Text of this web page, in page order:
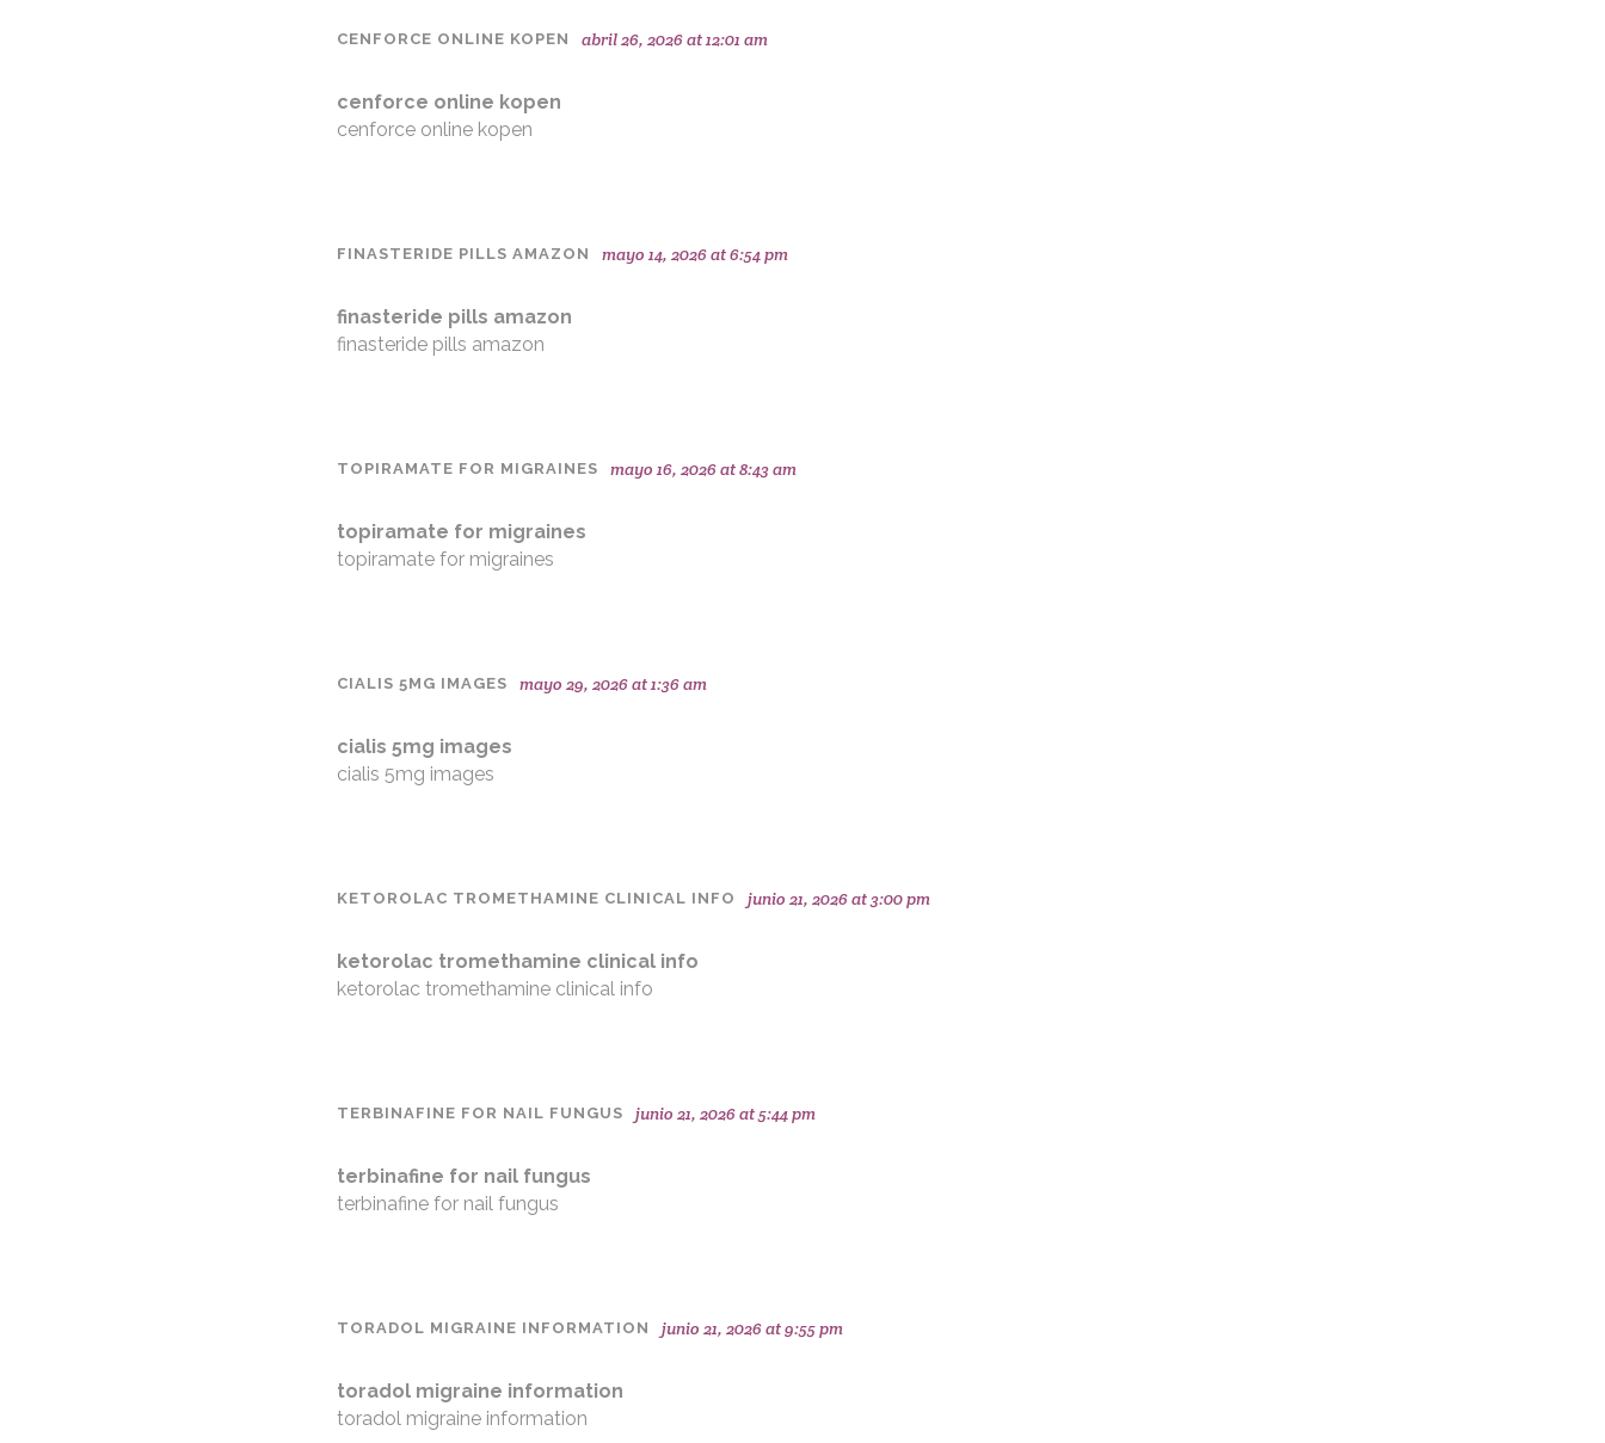
CENFORCE ONLINE KOPEN abril 26, 2026 at 12:01 am
cenforce online kopen
cenforce online kopen
FINASTERIDE PILLS AMAZON mayo 14, 2026 at 6:54 pm
finasteride pills amazon
finasteride pills amazon
TOPIRAMATE FOR MIGRAINES mayo 16, 2026 at 8:43 am
topiramate for migraines
topiramate for migraines
CIALIS 5MG IMAGES mayo 29, 2026 at 1:36 am
cialis 5mg images
cialis 5mg images
KETOROLAC TROMETHAMINE CLINICAL INFO junio 21, 2026 at 3:00 pm
ketorolac tromethamine clinical info
ketorolac tromethamine clinical info
TERBINAFINE FOR NAIL FUNGUS junio 21, 2026 at 5:44 pm
terbinafine for nail fungus
terbinafine for nail fungus
TORADOL MIGRAINE INFORMATION junio 21, 2026 at 9:55 pm
toradol migraine information
toradol migraine information